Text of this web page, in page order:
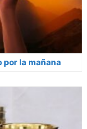
por la mañana